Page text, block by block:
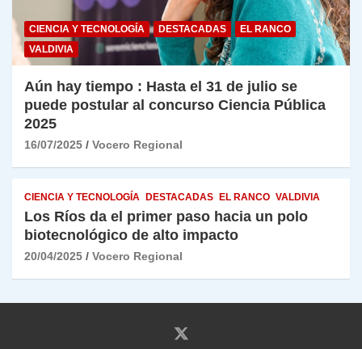
CIENCIA Y TECNOLOGÍA DESTACADAS
EL RANCO
VALDIVIA
Aún hay tiempo : Hasta el 31 de julio se
puede postular al concurso Ciencia Pública
2025
16/07/2025 Vocero Regional
CIENCIA Y TECNOLOGÍA DESTACADAS EL RANCO VALDIVIA
Los Ríos da el primer paso hacia un polo
biotecnológico de alto impacto
20/04/2025 Vocero Regional